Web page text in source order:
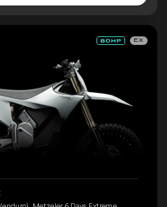
EX